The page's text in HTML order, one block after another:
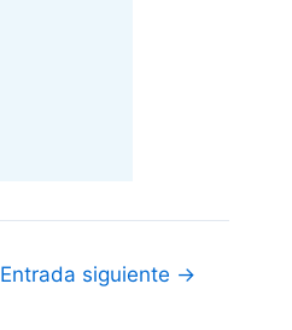
Entrada siguiente →